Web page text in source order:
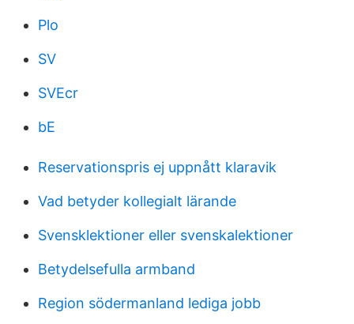
Plo
SV
SVEcr
bE
Reservationspris ej uppnått klaravik
Vad betyder kollegialt lärande
Svensklektioner eller svenskalektioner
Betydelsefulla armband
Region södermanland lediga jobb